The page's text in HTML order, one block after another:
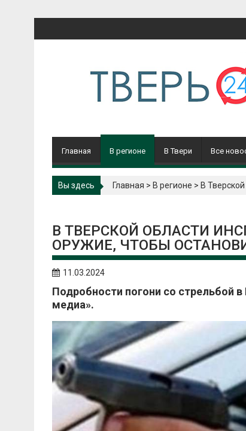
Главная В регионе В Твери Все
Вы здесь Главная > В регионе > В
В ТВЕРСКОЙ ОБЛАСТИ
ОРУЖИЕ, ЧТОБЫ
11.03.2024
Подробности погони со стрельбой
медиа».